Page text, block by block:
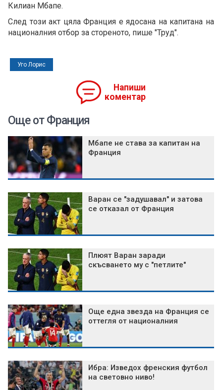
Килиан Мбапе.
След този акт цяла Франция е ядосана на капитана на
националния отбор за стореното, пише "Труд".
Уго Лорис
Напиши
коментар
Още от Франция
Мбапе не става за капитан на
Франция
Варан се "задушавал" и затова
се отказал от Франция
Плюят Варан заради
скъсването му с "петлите"
Още една звезда на Франция се
оттегля от националния
Ибра: Изведох френския футбол
на световно ниво!